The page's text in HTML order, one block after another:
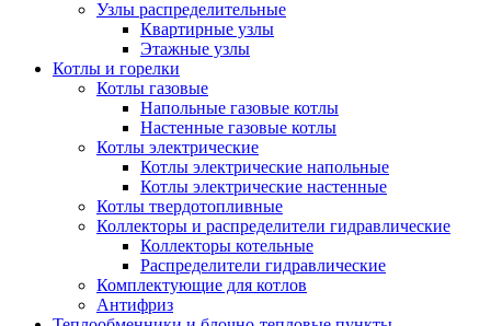
Узлы распределительные
Квартирные узлы
Этажные узлы
Котлы и горелки
Котлы газовые
Напольные газовые котлы
Настенные газовые котлы
Котлы электрические
Котлы электрические напольные
Котлы электрические настенные
Котлы твердотопливные
Коллекторы и распределители гидравлические
Коллекторы котельные
Распределители гидравлические
Комплектующие для котлов
Антифриз